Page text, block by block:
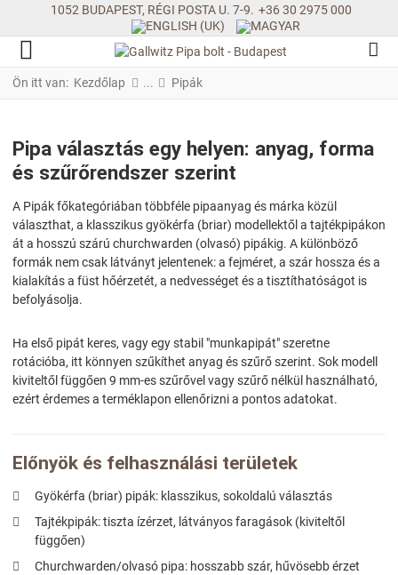
1052 BUDAPEST, RÉGI POSTA U. 7-9. +36 30 2975 000
Ön itt van: Kezdőlap Pipák
Pipa választás egy helyen: anyag, forma
és szűrőrendszer szerint
A Pipák főkategóriában többféle pipaanyag és márka közül
választhat, a klasszikus gyökérfa (briar) modellektől a tajtékpipákon
át a hosszú szárú churchwarden (olvasó) pipákig. A különböző
formák nem csak látványt jelentenek: a fejméret, a szár hossza és a
kialakítás a füst hőérzetét, a nedvességet és a tisztíthatóságot is
befolyásolja.
Ha első pipát keres, vagy egy stabil "munkapipát" szeretne
rotációba, itt könnyen szűkíthet anyag és szűrő szerint. Sok modell
kiviteltől függően 9 mm-es szűrővel vagy szűrő nélkül használható,
ezért érdemes a terméklapon ellenőrizni a pontos adatokat.
Előnyök és felhasználási területek
Gyökérfa (briar) pipák: klasszikus, sokoldalú választás
Tajtékpipák: tiszta ízérzet, látványos faragások (kiviteltől
függően)
Churchwarden/olvasó pipa: hosszabb szár, hűvösebb érzet